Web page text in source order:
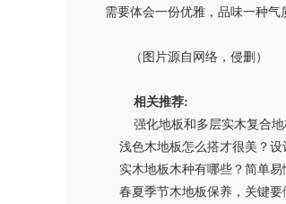
需要体会一份优雅，品味一种气
（图片源自网络，侵删）
相关推荐:
强化地板和多层实木复合
浅色木地板怎么搭才很美？设
实木地板木种有哪些？简单易
春夏季节木地板保养，关键要